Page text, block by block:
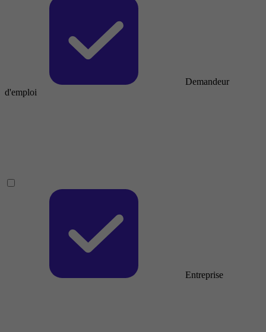
Demandeur
d'emploi
Entreprise